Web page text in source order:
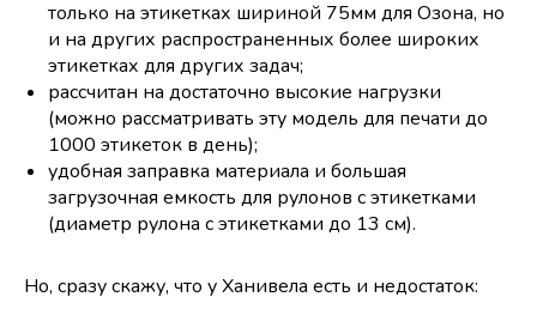
только на этикетках шириной 75мм для Озона, но
и на других распространенных более широких
этикетках для других задач;
рассчитан на достаточно высокие нагрузки
(можно рассматривать эту модель для печати до
1000 этикеток в день);
удобная заправка материала и большая
загрузочная емкость для рулонов с этикетками
(диаметр рулона с этикетками до 13 см).
Но, сразу скажу, что у Ханивела есть и недостаток: